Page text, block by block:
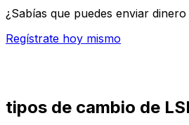
¿Sabías que puedes enviar
Regístrate hoy mismo
tipos de cambio de